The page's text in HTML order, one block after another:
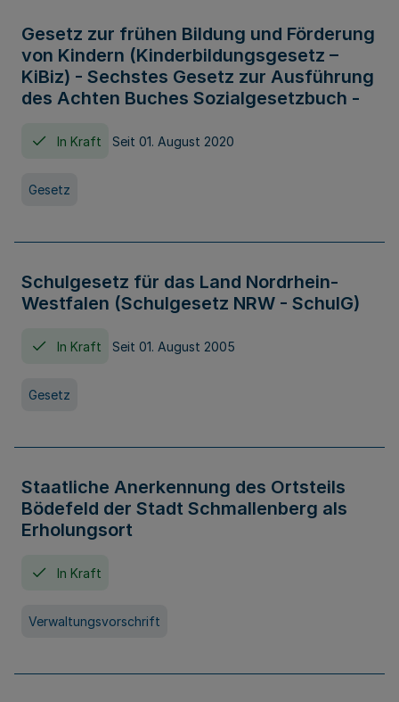
Gesetz zur frühen Bildung und Förderung
von Kindern (Kinderbildungsgesetz –
KiBiz) - Sechstes Gesetz zur Ausführung
des Achten Buches Sozialgesetzbuch -
In Kraft Seit 01. August 2020
Gesetz
Schulgesetz für das Land Nordrhein-
Westfalen (Schulgesetz NRW - SchulG)
In Kraft Seit 01. August 2005
Gesetz
Staatliche Anerkennung des Ortsteils
Bödefeld der Stadt Schmallenberg als
Erholungsort
In Kraft
Verwaltungsvorschrift